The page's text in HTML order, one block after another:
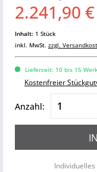
2.241,90 €
Inhalt: 1 Stück
inkl. MwSt. zzgl.
Lieferzeit: 10 bis 15
Kostenfreier
Anzahl: